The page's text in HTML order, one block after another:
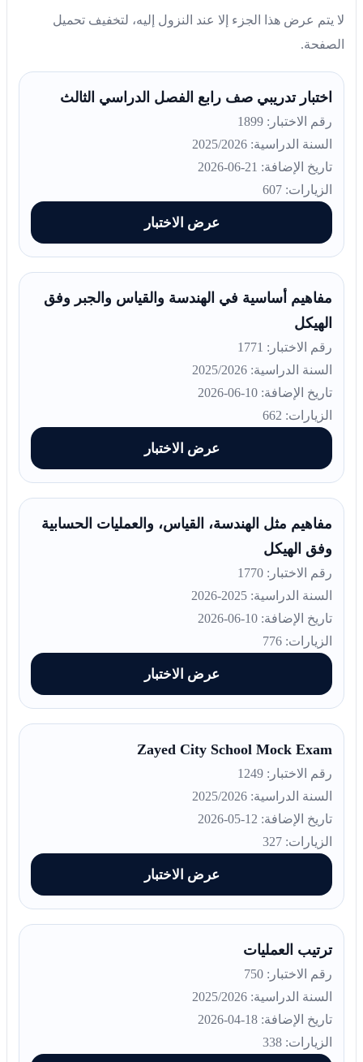
لا يتم عرض هذا الجزء إلا عند النزول إليه، لتخفيف تحميل
الصفحة.
اختبار تدريبي صف رابع الفصل الدراسي الثالث
رقم الاختبار: 1899
السنة الدراسية: 2025/2026
تاريخ الإضافة: 21-06-2026
الزيارات: 607
عرض الاختبار
مفاهيم أساسية في الهندسة والقياس والجبر وفق
الهيكل
رقم الاختبار: 1771
السنة الدراسية: 2025/2026
تاريخ الإضافة: 10-06-2026
الزيارات: 662
عرض الاختبار
مفاهيم مثل الهندسة، القياس، والعمليات الحسابية
وفق الهيكل
رقم الاختبار: 1770
السنة الدراسية: 2025-2026
تاريخ الإضافة: 10-06-2026
الزيارات: 776
عرض الاختبار
Zayed City School Mock Exam
رقم الاختبار: 1249
السنة الدراسية: 2025/2026
تاريخ الإضافة: 12-05-2026
الزيارات: 327
عرض الاختبار
ترتيب العمليات
رقم الاختبار: 750
السنة الدراسية: 2025/2026
تاريخ الإضافة: 18-04-2026
الزيارات: 338